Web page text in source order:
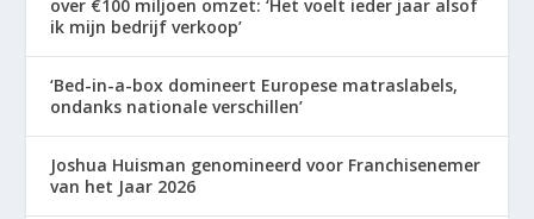
over €100 miljoen omzet: ‘Het voelt ieder jaar alsof
ik mijn bedrijf verkoop’
‘Bed-in-a-box domineert Europese matraslabels,
ondanks nationale verschillen’
Joshua Huisman genomineerd voor Franchisenemer
van het Jaar 2026